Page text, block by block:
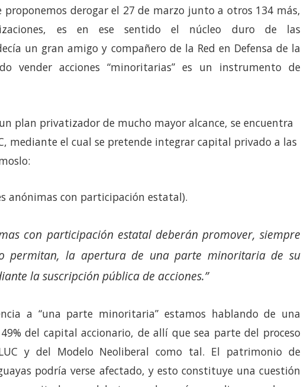
proponemos derogar el 27 de marzo junto a otros 134 más,
es en ese sentido el núcleo duro de las
un gran amigo y compañero de la Red en Defensa de la
vender acciones “minoritarias” es un instrumento de
plan privatizador de mucho mayor alcance, se encuentra
mediante el cual se pretende integrar capital privado a las
anónimas con participación estatal).
con participación estatal deberán promover, siempre
permitan, la apertura de una parte minoritaria de su
la suscripción pública de acciones.”
a “una parte minoritaria” estamos hablando de una
del capital accionario, de allí que sea parte del proceso
y del Modelo Neoliberal como tal. El patrimonio de
podría verse afectado, y esto constituye una cuestión